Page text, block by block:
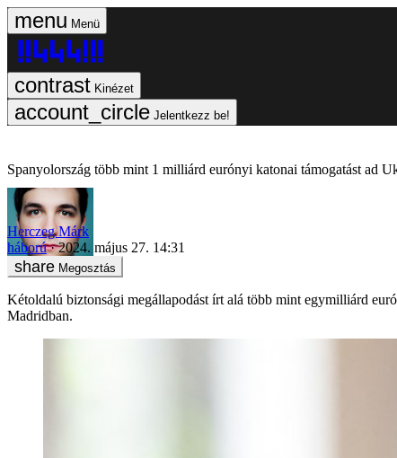
Menü
Kinézet
Jelentkezz be!
Spanyolország több mint 1 milliárd eurónyi katonai támogatást ad
Herczeg Márk
háború
2024. május 27. 14:31
Megosztás
Kétoldalú biztonsági megállapodást írt alá több mint egymilliárd
Madridban.